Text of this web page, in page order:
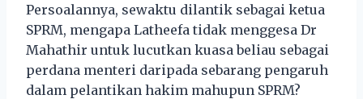
Persoalannya, sewaktu dilantik sebagai ketua
SPRM, mengapa Latheefa tidak menggesa Dr
Mahathir untuk lucutkan kuasa beliau sebagai
perdana menteri daripada sebarang pengaruh
dalam pelantikan hakim mahupun SPRM?